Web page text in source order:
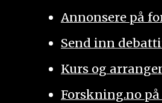
Annonsere på
Send inn
Kurs og
Forskning.no